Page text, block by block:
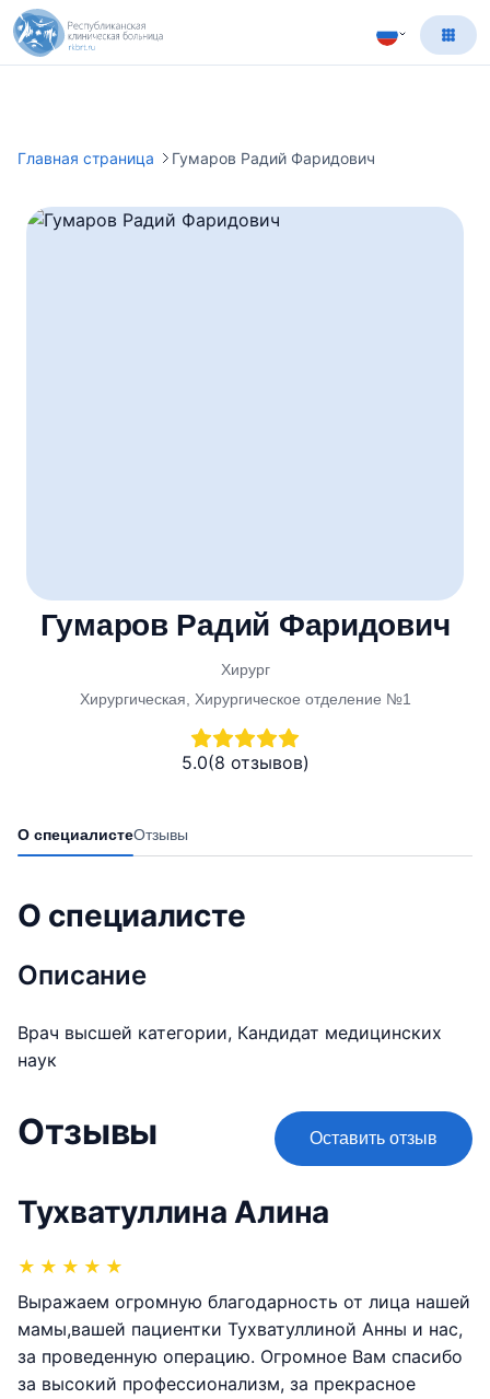
Главная страница Гумаров Радий Фаридович
Гумаров Радий Фаридович
Хирург
Хирургическая, Хирургическое отделение №1
5.0(8 отзывов)
О специалистеОтзывы
О специалисте
Описание
Врач высшей категории, Кандидат медицинских
наук
Отзывы Оставить отзыв
Тухватуллина Алина
★ ★ ★ ★ ★
Выражаем огромную благодарность от лица нашей
мамы,вашей пациентки Тухватуллиной Анны и нас,
за проведенную операцию. Огромное Вам спасибо
за высокий профессионализм, за прекрасное